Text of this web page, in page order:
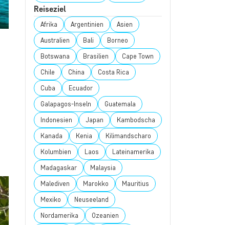
Reiseziel
Afrika Argentinien Asien
Australien Bali Borneo
Botswana Brasilien Cape Town
Chile China Costa Rica
Cuba Ecuador
Galapagos-Inseln Guatemala
Indonesien Japan Kambodscha
Kanada Kenia Kilimandscharo
Kolumbien Laos Lateinamerika
Madagaskar Malaysia
Malediven Marokko Mauritius
Mexiko Neuseeland
Nordamerika Ozeanien